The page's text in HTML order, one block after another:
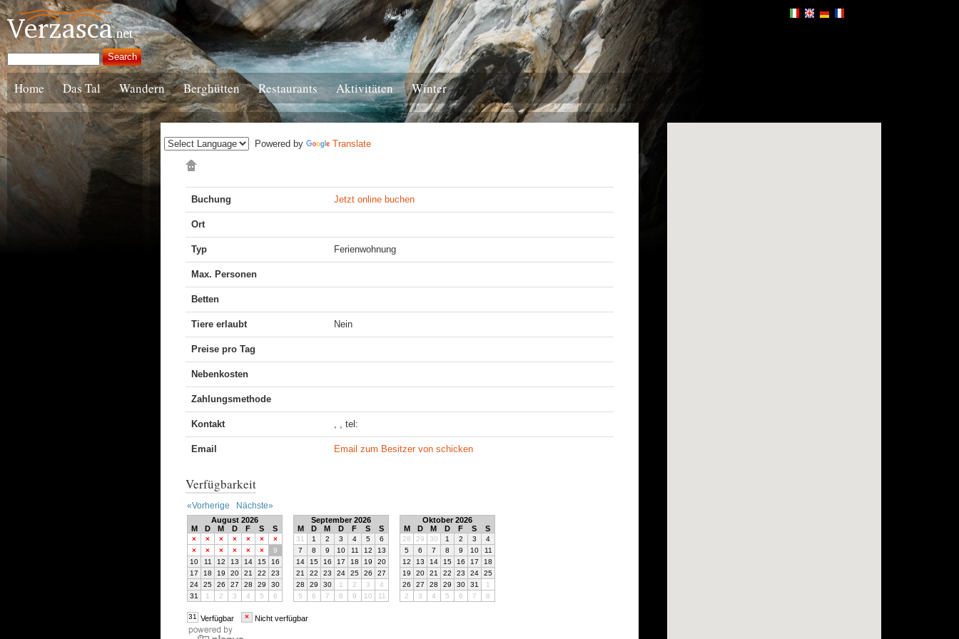
Home Das Tal Wandern Berghütten Restaurants Aktivitäten Winter
Powered by Translate
Buchung Jetzt online buchen
Ort
Typ Ferienwohnung
Max. Personen
Betten
Tiere erlaubt Nein
Preise pro Tag
Nebenkosten
Zahlungsmethode
Kontakt , , tel:
Email Email zum Besitzer von schicken
Verfügbarkeit